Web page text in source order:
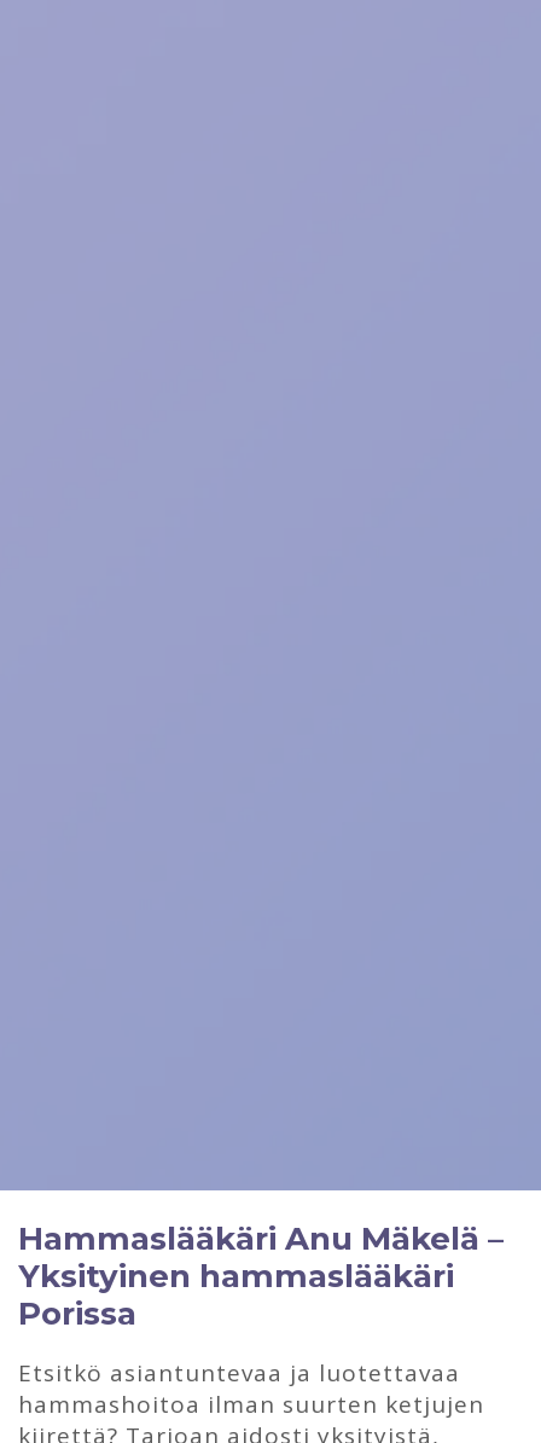
Hammaslääkäri Anu Mäkelä –
Yksityinen hammaslääkäri
Porissa
Etsitkö asiantuntevaa ja luotettavaa
hammashoitoa ilman suurten ketjujen
kiirettä? Tarjoan aidosti yksityistä,